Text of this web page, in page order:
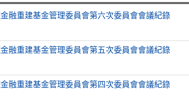
融重建基金管理委員會第六次委員會會議紀錄
融重建基金管理委員會第五次委員會會議紀錄
融重建基金管理委員會第四次委員會會議紀錄